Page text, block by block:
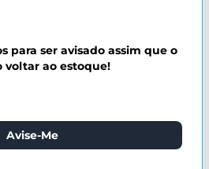
para ser avisado assim que o
voltar ao estoque!
Avise-Me